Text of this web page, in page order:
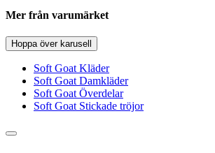
Mer från varumärket
Hoppa över karusell
Soft Goat Kläder
Soft Goat Damkläder
Soft Goat Överdelar
Soft Goat Stickade tröjor